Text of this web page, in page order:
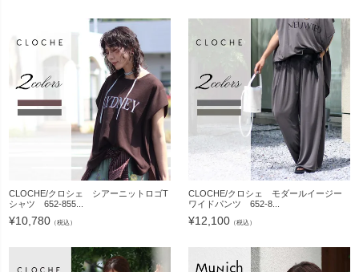
CLOCHE/クロシェ シアーニットロゴT
シャツ 652-855...
¥10,780 （税込）
CLOCHE/クロシェ モダールイージー
ワイドパンツ 652-8...
¥12,100 （税込）